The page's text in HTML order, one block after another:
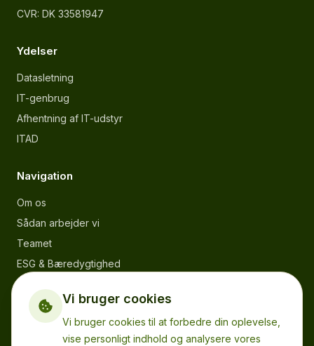
CVR: DK 33581947
Ydelser
Datasletning
IT-genbrug
Afhentning af IT-udstyr
ITAD
Navigation
Om os
Sådan arbejder vi
Teamet
ESG & Bæredygtighed
Karriere
Kontakt
Vi bruger cookies
Vi bruger cookies til at forbedre din oplevelse,
vise personligt indhold og analysere vores